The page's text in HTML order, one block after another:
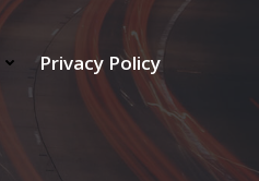
Privacy Policy